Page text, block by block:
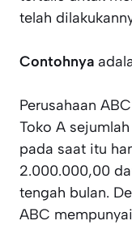
telah
Contohnya
Perusahaan
Toko A
pada saat itu
2.000.000,00
tengah bulan.
ABC